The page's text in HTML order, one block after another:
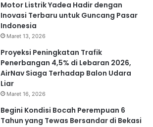
Motor Listrik Yadea Hadir dengan
Inovasi Terbaru untuk Guncang Pasar
Indonesia
Maret 13, 2026
Proyeksi Peningkatan Trafik
Penerbangan 4,5% di Lebaran 2026,
AirNav Siaga Terhadap Balon Udara
Liar
Maret 16, 2026
Begini Kondisi Bocah Perempuan 6
Tahun yang Tewas Bersandar di Bekasi